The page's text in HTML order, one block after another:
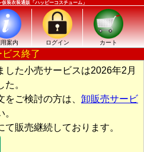
装衣装通販「ハッピーコスチューム」
案内 ログイン カート
ビス終了
した小売サービスは2026年2月
。
ご検討の方は、 卸販売サービ
販売継続しております。